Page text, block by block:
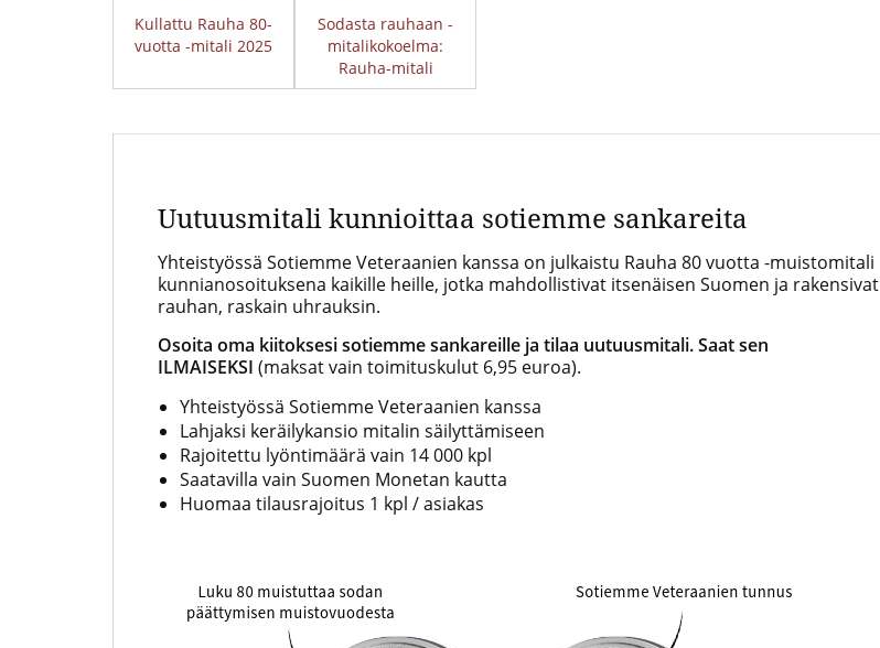
Kullattu Rauha 80-
vuotta -mitali 2025
Sodasta rauhaan -
mitalikokoelma:
Rauha-mitali
Uutuusmitali kunnioittaa sotiemme sankareita
Yhteistyössä Sotiemme Veteraanien kanssa on julkaistu Rauha 80 vuotta -muistomitali
kunnianosoituksena kaikille heille, jotka mahdollistivat itsenäisen Suomen ja rakensivat
rauhan, raskain uhrauksin.
Osoita oma kiitoksesi sotiemme sankareille ja tilaa uutuusmitali. Saat sen
ILMAISEKSI (maksat vain toimituskulut 6,95 euroa).
Yhteistyössä Sotiemme Veteraanien kanssa
Lahjaksi keräilykansio mitalin säilyttämiseen
Rajoitettu lyöntimäärä vain 14 000 kpl
Saatavilla vain Suomen Monetan kautta
Huomaa tilausrajoitus 1 kpl / asiakas